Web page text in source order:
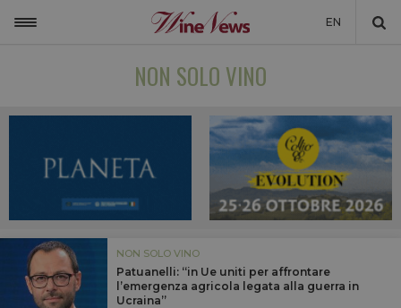
EN
NON SOLO VINO
NEWSLETTER
LA CANTINA DI WINENEWS
WINENEWS TV
NON SOLO VINO
NON SOLO VINO
Patuanelli: “in Ue uniti per affrontare
l’emergenza agricola legata alla guerra in
Ucraina”